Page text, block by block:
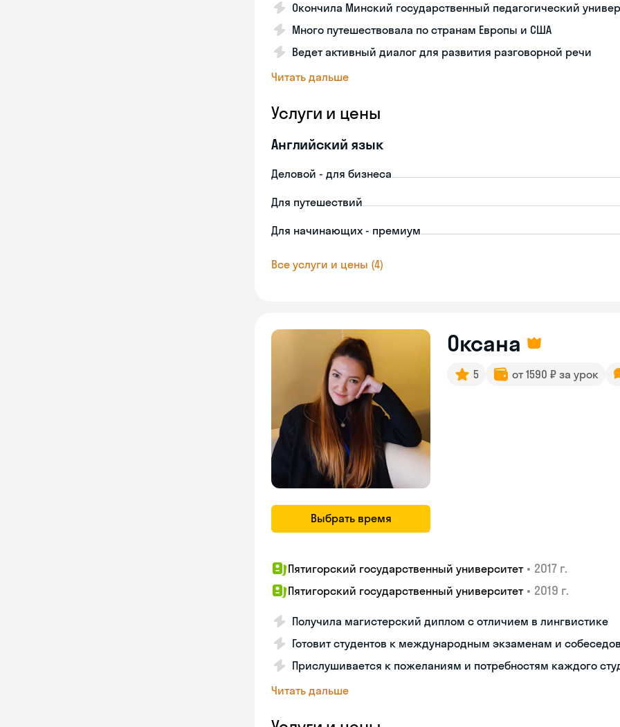
Окончила Минский государственный педагогический
Много путешествовала по странам Европы и США
Ведет активный диалог для развития разговорной речи
Читать дальше
Услуги и цены
Английский язык
Деловой - для бизнеса
Для путешествий
Для начинающих - премиум
Все услуги и цены (4)
Выбрать время
Оксана
5 от 1590 ₽ за урок
Пятигорский государственный университет • 2017 г.
Пятигорский государственный университет • 2019 г.
Получила магистерский диплом с отличием в лингвистике
Готовит студентов к международным экзаменам и
Прислушивается к пожеланиям и потребностям каждого
Читать дальше